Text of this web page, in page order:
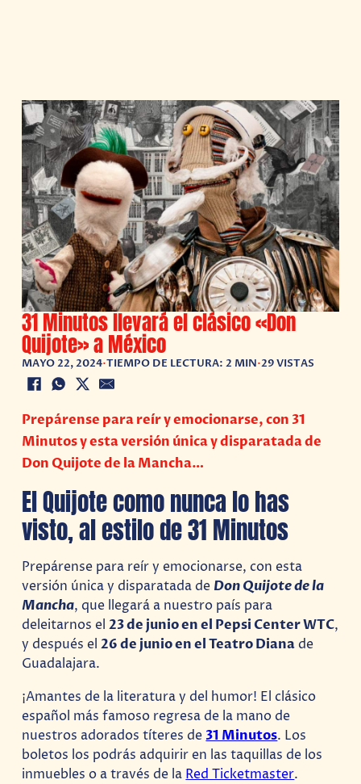
31 Minutos llevará el clásico «Don
Quijote» a México
MAYO 22, 2024•TIEMPO DE LECTURA: 2 MIN•29 VISTAS
Prepárense para reír y emocionarse, con 31
Minutos y esta versión única y disparatada de
Don Quijote de la Mancha…
El Quijote como nunca lo has
visto, al estilo de 31 Minutos
Prepárense para reír y emocionarse, con esta
versión única y disparatada de Don Quijote de la
Mancha, que llegará a nuestro país para
deleitarnos el23 de junio en el Pepsi Center WTC,
y después el26 de junio en el Teatro Dianade
Guadalajara.
¡Amantes de la literatura y del humor! El clásico
español más famoso regresa de la mano de
nuestros adorados títeres de 31 Minutos. Los
boletos los podrás adquirir en las taquillas de los
inmuebles o a través de la Red Ticketmaster.